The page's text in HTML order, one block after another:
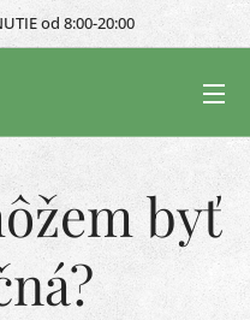
od 8:00-20:00
byť